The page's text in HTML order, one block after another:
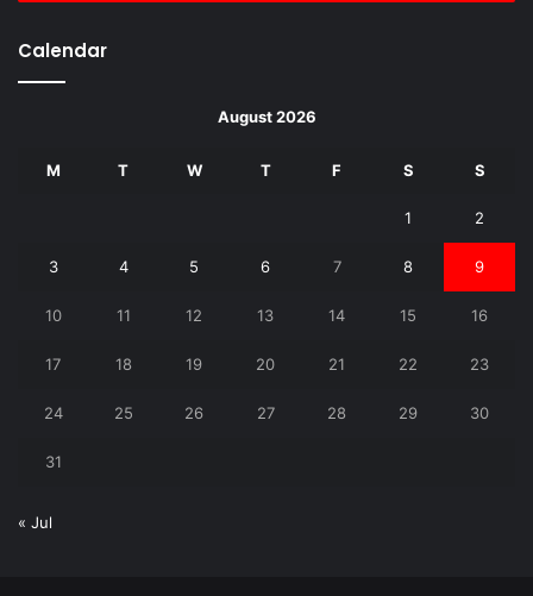
Calendar
August 2026
M T W T F S S
1 2
3 4 5 6 7 8 9
10 11 12 13 14 15 16
17 18 19 20 21 22 23
24 25 26 27 28 29 30
31
« Jul